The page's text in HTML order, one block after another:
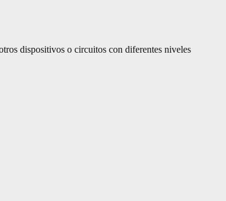
dispositivos o circuitos con diferentes niveles